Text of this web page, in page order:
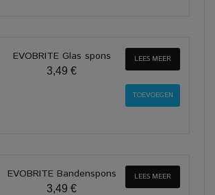
EVOBRITE Glas spons
3,49 €
LEES MEER
EVOBRITE Bandenspons
3,49 €
LEES MEER